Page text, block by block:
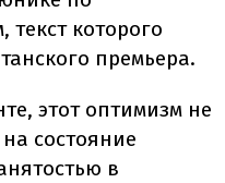
которого
премьера.
этот оптимизм не
состояние
в